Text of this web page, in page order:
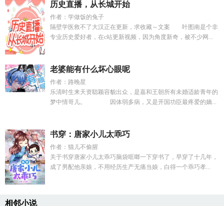
历史直播，从长城开始
作者：学做饭的兔子
隔壁学医救不了大汉正在更新，求收藏～文案 叶图南是个非
专业历史爱好者，在c站更新视频，因为角度新奇，被不少网...
老婆能有什么坏心眼呢
作者：路晚星
乐清时生来天资聪颖容貌出众，是嘉和王朝所有未婚适龄青年的
梦中情哥儿。 因体弱多病，又是开国功臣最疼爱的嫡...
书穿：唐家小儿太乖巧
作者：猫儿不偷腥
关于书穿唐家小儿太乖巧脑袋哐啷一下穿书了，早穿了十几年，
成了男配他亲娘，不用经历生产无痛当娘，白得一个乖巧孝...
相邻小说